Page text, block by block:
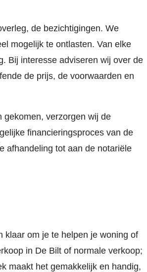
de bezichtigingen. We
mogelijk te ontlasten. Van elke
Bij interesse adviseren wij over de
de prijs, de voorwaarden en
gekomen, verzorgen wij de
financieringsproces van de
afhandeling tot aan de notariële
klaar om je te helpen je woning of
in De Bilt of normale verkoop;
maakt het gemakkelijk en handig,